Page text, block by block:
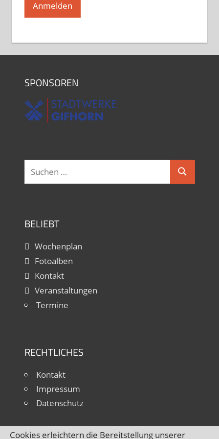
SPONSOREN
Suchen
nach:
Suchen
BELIEBT
Wochenplan
Fotoalben
Kontakt
Veranstaltungen
Termine
RECHTLICHES
Kontakt
Impressum
Datenschutz
Cookies erleichtern die Bereitstellung unserer